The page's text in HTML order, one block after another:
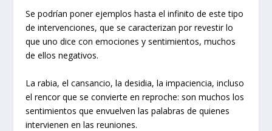
Se podrían poner ejemplos hasta el infinito de este tipo
de intervenciones, que se caracterizan por revestir lo
que uno dice con emociones y sentimientos, muchos
de ellos negativos.
La rabia, el cansancio, la desidia, la impaciencia, incluso
el rencor que se convierte en reproche: son muchos los
sentimientos que envuelven las palabras de quienes
intervienen en las reuniones.